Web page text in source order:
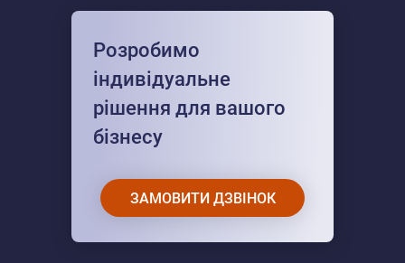
Розробимо
індивідуальне
рішення для вашого
бізнесу
ЗАМОВИТИ ДЗВІНОК